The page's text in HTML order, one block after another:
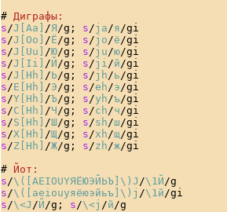
# Диграфы:
s/J[Aa] /Я/g; s/ja/я
s/J[Oo] /Ё/g; s/jo/ё
s/J[Uu] /Ю/g; s/ju/ю
s/J[Ii] /Й/g; s/ji/й
s/J[Hh] /Ь/g; s/jh/ь
s/E[Hh] /Э/g; s/eh/э
s/Y[Hh] /Ъ/g; s/yh/ъ
s/C[Hh] /Ч/g; s/ch/ч
s/S[Hh] /Ш/g; s/sh/ш
s/X[Hh] /Щ/g; s/xh/щ
s/Z[Hh] /Ж/g; s/zh/ж/gi
# Йот:
s/\([AEIOUYЯЁЮЭЙЬЪ]\)J /\1Й
s/\([aeiouyяёюэйьъ]\)j /\1й
s/\<J /Й/g; s/\<j /й/g